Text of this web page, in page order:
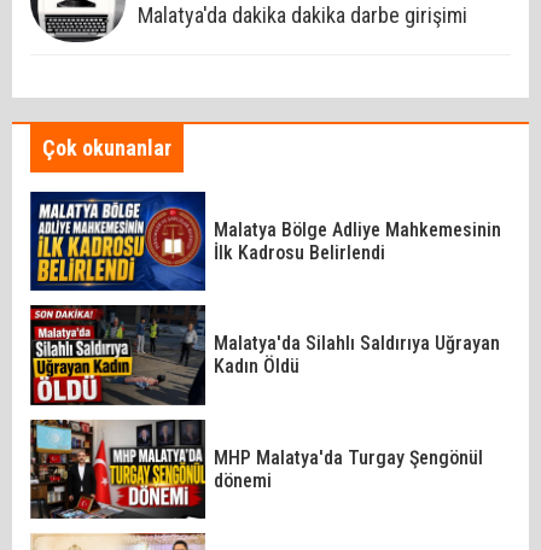
Malatya'da dakika dakika darbe girişimi
Çok okunanlar
Malatya Bölge Adliye Mahkemesinin
İlk Kadrosu Belirlendi
Malatya'da Silahlı Saldırıya Uğrayan
Kadın Öldü
MHP Malatya'da Turgay Şengönül
dönemi